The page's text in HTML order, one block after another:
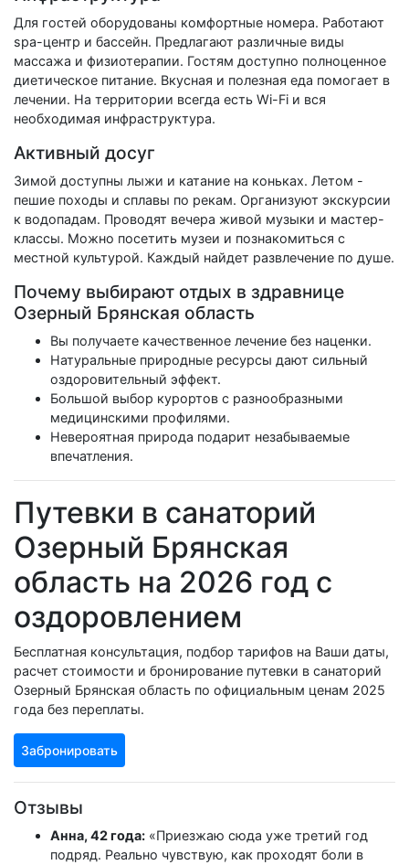
Для гостей оборудованы комфортные номера. Работают
spa-центр и бассейн. Предлагают различные виды
массажа и физиотерапии. Гостям доступно полноценное
диетическое питание. Вкусная и полезная еда помогает в
лечении. На территории всегда есть Wi-Fi и вся
необходимая инфраструктура.
Активный досуг
Зимой доступны лыжи и катание на коньках. Летом -
пешие походы и сплавы по рекам. Организуют экскурсии
к водопадам. Проводят вечера живой музыки и мастер-
классы. Можно посетить музеи и познакомиться с
местной культурой. Каждый найдет развлечение по душе.
Почему выбирают отдых в здравнице
Озерный Брянская область
Вы получаете качественное лечение без наценки.
Натуральные природные ресурсы дают сильный
оздоровительный эффект.
Большой выбор курортов с разнообразными
медицинскими профилями.
Невероятная природа подарит незабываемые
впечатления.
Путевки в санаторий
Озерный Брянская
область на 2026 год с
оздоровлением
Бесплатная консультация, подбор тарифов на Ваши даты,
расчет стоимости и бронирование путевки в санаторий
Озерный Брянская область по официальным ценам 2025
года без переплаты.
Забронировать
Отзывы
Анна, 42 года: «Приезжаю сюда уже третий год
подряд. Реально чувствую, как проходят боли в